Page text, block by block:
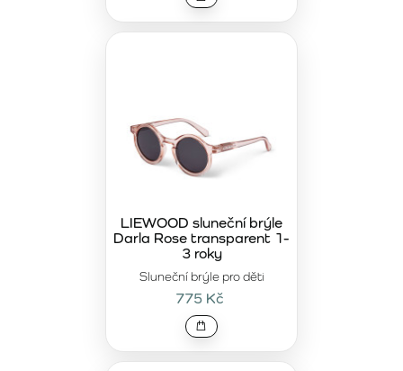
Sluneční brýle pro děti
LIEWOOD sluneční brýle
Darla Rose transparent 1-
3 roky
775 Kč